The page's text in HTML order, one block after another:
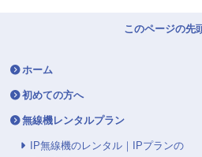
このページの先
ホーム
初めての方へ
無線機レンタルプラン
IP無線機のレンタル｜IPプランの